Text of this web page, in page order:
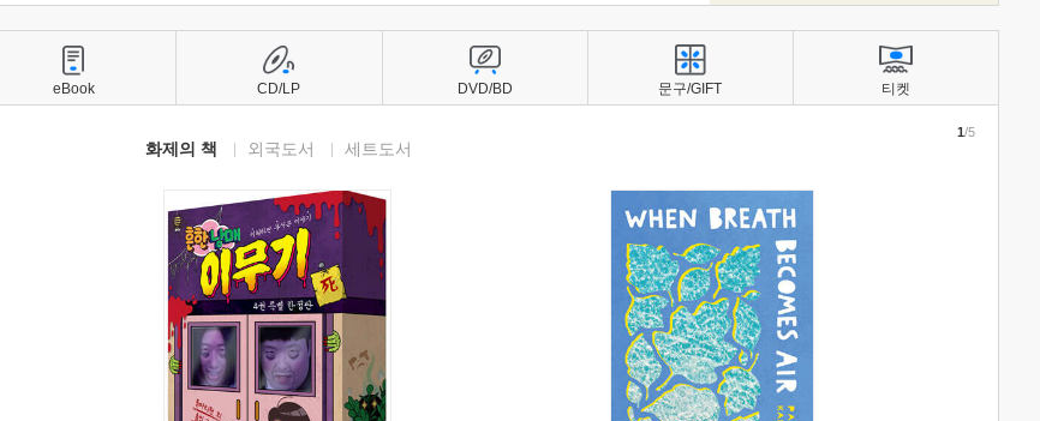
화제의 책 외국도서 세트도서
1/5
eBook CD/LP DVD/BD 문구/GIFT 티켓